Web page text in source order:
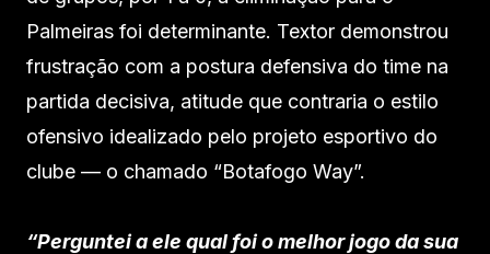
Palmeiras foi determinante. Textor demonstrou
frustração com a postura defensiva do time na
partida decisiva, atitude que contraria o estilo
ofensivo idealizado pelo projeto esportivo do
clube — o chamado “Botafogo Way”.
“Perguntei a ele qual foi o melhor jogo da sua